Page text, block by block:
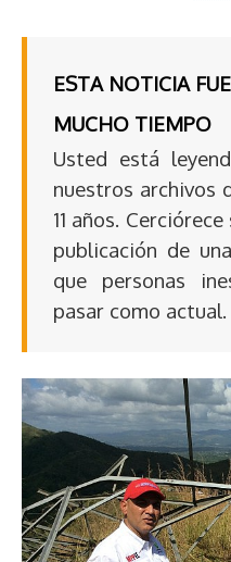
ESTA NOTICIA
MUCHO TIEMPO
Usted está
nuestros archivos
11 años.
publicación de
que personas
pasar como actual.